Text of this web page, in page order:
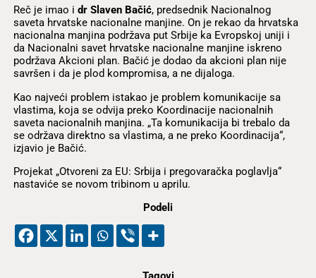
Reč je imao i dr Slaven Bačić, predsednik Nacionalnog
saveta hrvatske nacionalne manjine. On je rekao da hrvatska
nacionalna manjina podržava put Srbije ka Evropskoj uniji i
da Nacionalni savet hrvatske nacionalne manjine iskreno
podržava Akcioni plan. Bačić je dodao da akcioni plan nije
savršen i da je plod kompromisa, a ne dijaloga.
Kao najveći problem istakao je problem komunikacije sa
vlastima, koja se odvija preko Koordinacije nacionalnih
saveta nacionalnih manjina. „Ta komunikacija bi trebalo da
se održava direktno sa vlastima, a ne preko Koordinacija“,
izjavio je Bačić.
Projekat „Otvoreni za EU: Srbija i pregovaračka poglavlja“
nastaviće se novom tribinom u aprilu.
Podeli